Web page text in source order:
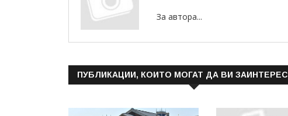
За автора...
ПУБЛИКАЦИИ, КОИТО МОГАТ ДА ВИ